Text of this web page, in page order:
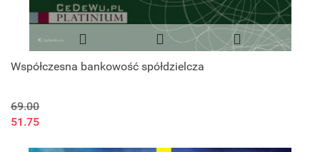
Współczesna bankowość spółdzielcza
69.00
51.75